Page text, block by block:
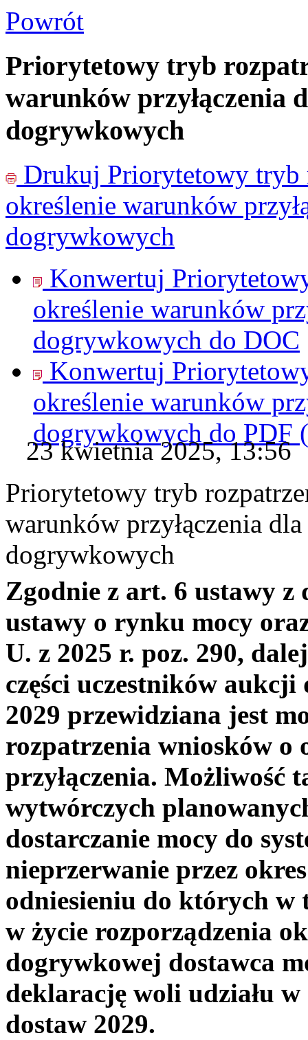
Powrót
Priorytetowy tryb
warunków przyłączenia
dogrywkowych
Drukuj Priorytetowy tryb
określenie warunków
dogrywkowych
Konwertuj
określenie warunków
dogrywkowych do DOC
Konwertuj
określenie warunków
dogrywkowych do PDF
23 kwietnia 2025, 13:56
Priorytetowy tryb
warunków przyłączenia
dogrywkowych
Zgodnie z art. 6 ustawy z
ustawy o rynku mocy
U. z 2025 r. poz. 290,
części uczestników
2029 przewidziana jest
rozpatrzenia wniosków o
przyłączenia. Możliwość
wytwórczych
dostarczanie mocy do
nieprzerwanie przez
odniesieniu do których w
w życie rozporządzenia
dogrywkowej dostawca
deklarację woli udziału
dostaw 2029.